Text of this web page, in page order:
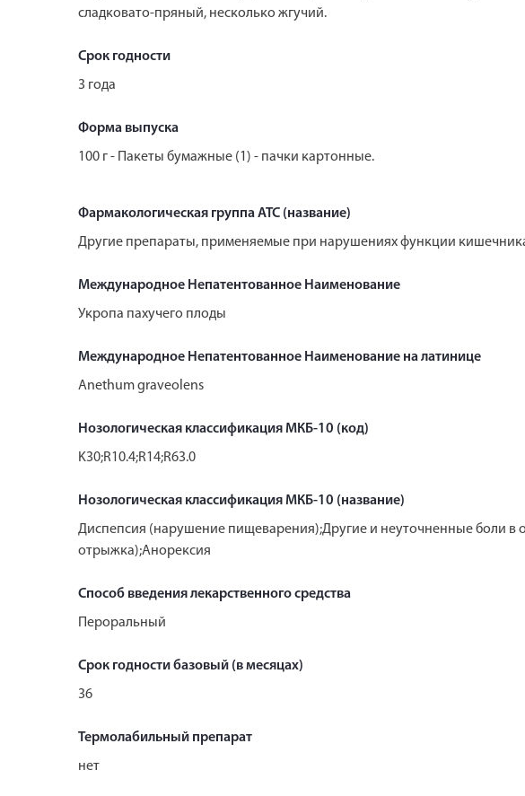
сладковато-пряный, несколько жгучий.
Срок годности
3 года
Форма выпуска
100 г - Пакеты бумажные (1) - пачки картонные.
Фармакологическая группа АТС (название)
Другие препараты, применяемые при нарушениях функции
Международное Непатентованное Наименование
Укропа пахучего плоды
Международное Непатентованное Наименование на латинице
Anethum graveolens
Нозологическая классификация МКБ-10 (код)
K30;R10.4;R14;R63.0
Нозологическая классификация МКБ-10 (название)
Диспепсия (нарушение пищеварения);Другие и неуточненные боли в
отрыжка);Анорексия
Способ введения лекарственного средства
Пероральный
Срок годности базовый (в месяцах)
36
Термолабильный препарат
нет